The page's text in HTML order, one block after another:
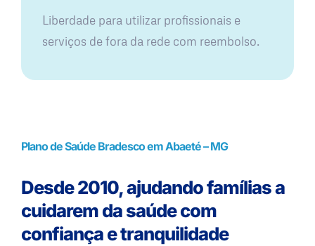
Liberdade para utilizar profissionais e
serviços de fora da rede com reembolso.
Plano de Saúde Bradesco em Abaeté – MG
Desde 2010, ajudando famílias a
cuidarem da saúde com
confiança e tranquilidade